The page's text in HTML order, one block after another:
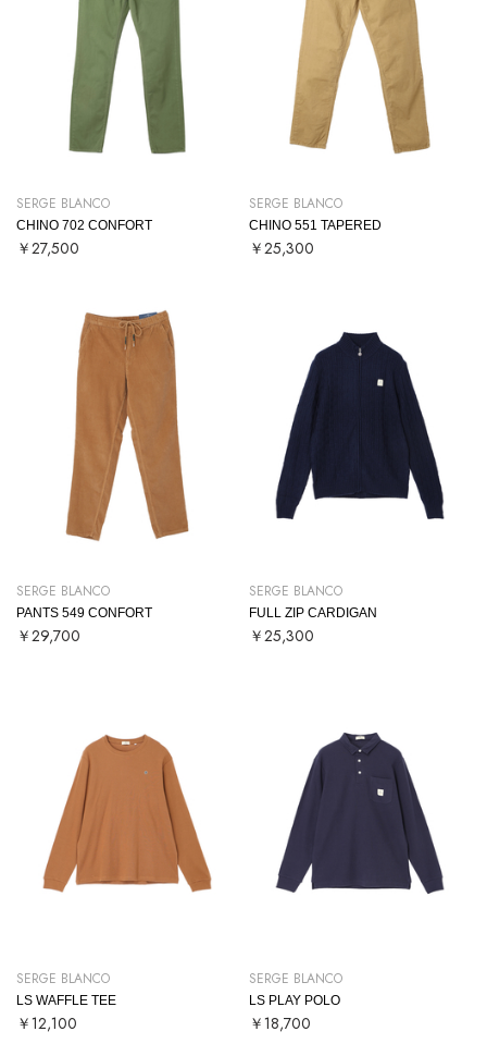
SERGE BLANCO
CHINO 702 CONFORT
￥27,500
SERGE BLANCO
CHINO 551 TAPERED
￥25,300
SERGE BLANCO
PANTS 549 CONFORT
￥29,700
SERGE BLANCO
FULL ZIP CARDIGAN
￥25,300
SERGE BLANCO
LS WAFFLE TEE
￥12,100
SERGE BLANCO
LS PLAY POLO
￥18,700